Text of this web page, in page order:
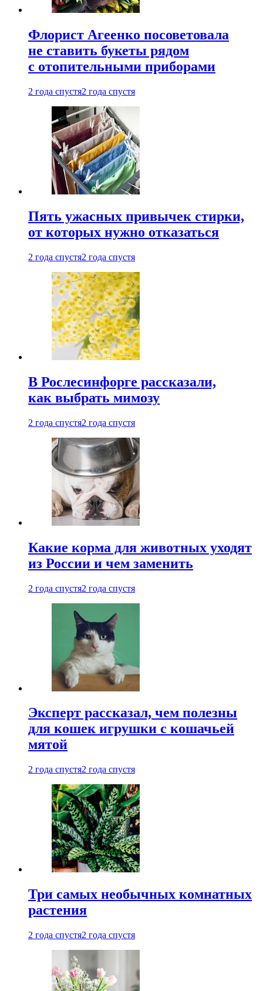
Флорист Агеенко посоветовала
не ставить букеты рядом
с отопительными приборами
2 года спустя2 года спустя
Пять ужасных привычек стирки,
от которых нужно отказаться
2 года спустя2 года спустя
В Рослесинфорге рассказали,
как выбрать мимозу
2 года спустя2 года спустя
Какие корма для животных уходят
из России и чем заменить
2 года спустя2 года спустя
Эксперт рассказал, чем полезны
для кошек игрушки с кошачьей
мятой
2 года спустя2 года спустя
Три самых необычных комнатных
растения
2 года спустя2 года спустя